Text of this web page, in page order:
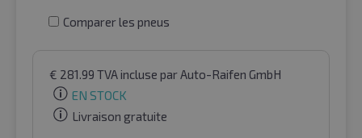
Comparer les pneus
€ 281.99 TVA incluse par Auto-Raifen GmbH
EN STOCK
Livraison gratuite